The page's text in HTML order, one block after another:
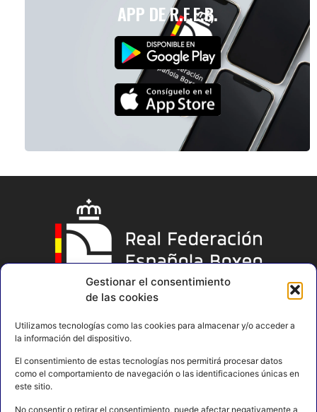
Gestionar el consentimiento
de las cookies
Utilizamos tecnologías como las cookies para almacenar y/o acceder a
la información del dispositivo.
El consentimiento de estas tecnologías nos permitirá procesar datos
como el comportamiento de navegación o las identificaciones únicas en
este sitio.
No consentir o retirar el consentimiento, puede afectar negativamente a
APP DE R.F.E.B.